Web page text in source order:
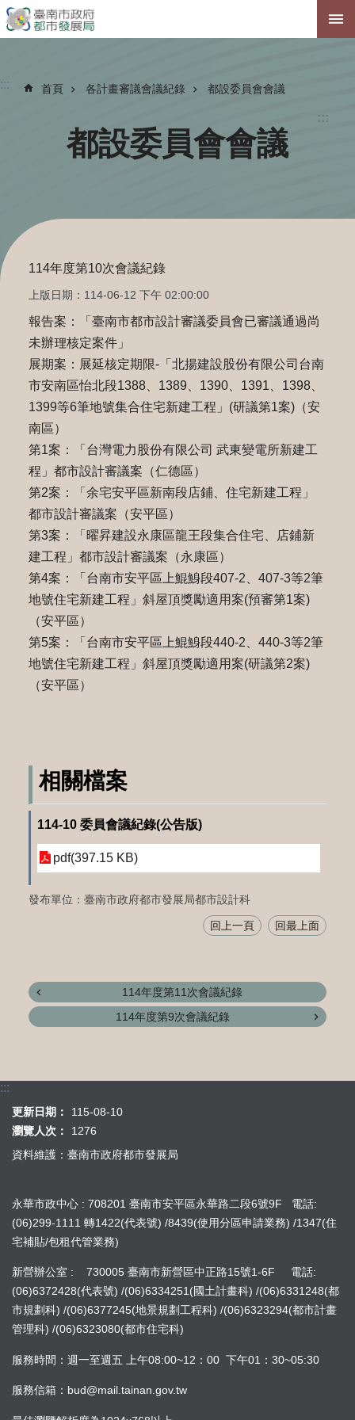
跳到主要內容區塊
:::
::: 首頁 各計畫審議會議紀錄 都設委員會會議
都設委員會會議
114年度第10次會議紀錄
上版日期：114-06-12 下午 02:00:00
報告案：「臺南市都市設計審議委員會已審議通過尚
未辦理核定案件」
展期案：展延核定期限-「北揚建設股份有限公司台南
市安南區怡北段1388、1389、1390、1391、1398、
1399等6筆地號集合住宅新建工程」(研議第1案)（安
南區）
第1案：「台灣電力股份有限公司 武東變電所新建工
程」都市設計審議案（仁德區）
第2案：「余宅安平區新南段店鋪、住宅新建工程」
都市設計審議案（安平區）
第3案：「曜昇建設永康區龍王段集合住宅、店鋪新
建工程」都市設計審議案（永康區）
第4案：「台南市安平區上鯤鯓段407-2、407-3等2筆
地號住宅新建工程」斜屋頂獎勵適用案(預審第1案)
（安平區）
第5案：「台南市安平區上鯤鯓段440-2、440-3等2筆
地號住宅新建工程」斜屋頂獎勵適用案(研議第2案)
（安平區）
相關檔案
114-10 委員會議紀錄(公告版)
pdf(397.15 KB)
發布單位：臺南市政府都市發展局都市設計科
回上一頁 回最上面
114年度第11次會議紀錄
114年度第9次會議紀錄
:::
更新日期：
115-08-10
瀏覽人次：
1276
資料維護：臺南市政府都市發展局
永華市政中心 : 708201 臺南市安平區永華路二段6號9F 電話:
(06)299-1111 轉1422(代表號) /8439(使用分區申請業務) /1347(住
宅補貼/包租代管業務)
新營辦公室 : 730005 臺南市新營區中正路15號1-6F 電話:
(06)6372428(代表號) /(06)6334251(國土計畫科) /(06)6331248(都
市規劃科) /(06)6377245(地景規劃工程科) /(06)6323294(都市計畫
管理科) /(06)6323080(都市住宅科)
服務時間：週一至週五 上午08:00~12：00 下午01：30~05:30
服務信箱：bud@mail.tainan.gov.tw